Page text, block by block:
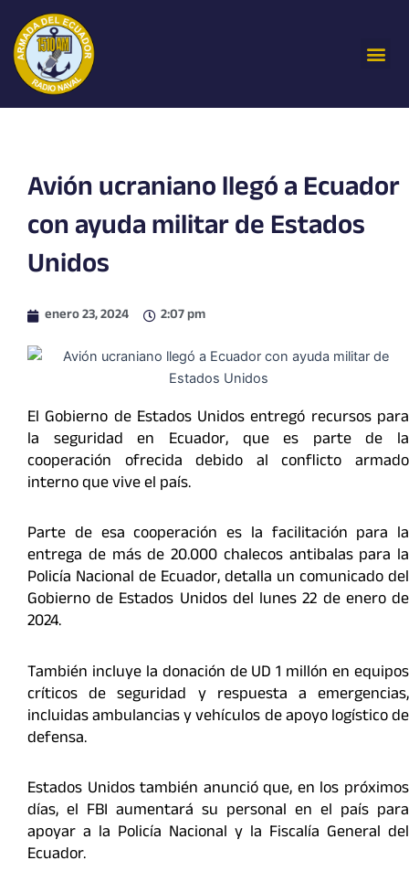
contenido
Avión ucraniano llegó a Ecuador
con ayuda militar de Estados
Unidos
enero 23, 2024 2:07 pm
El Gobierno de Estados Unidos entregó recursos para
la seguridad en Ecuador, que es parte de la
cooperación ofrecida debido al conflicto armado
interno que vive el país.
Parte de esa cooperación es la facilitación para la
entrega de más de 20.000 chalecos antibalas para la
Policía Nacional de Ecuador, detalla un comunicado del
Gobierno de Estados Unidos del lunes 22 de enero de
2024.
También incluye la donación de UD 1 millón en equipos
críticos de seguridad y respuesta a emergencias,
incluidas ambulancias y vehículos de apoyo logístico de
defensa.
Estados Unidos también anunció que, en los próximos
días, el FBI aumentará su personal en el país para
apoyar a la Policía Nacional y la Fiscalía General del
Ecuador.